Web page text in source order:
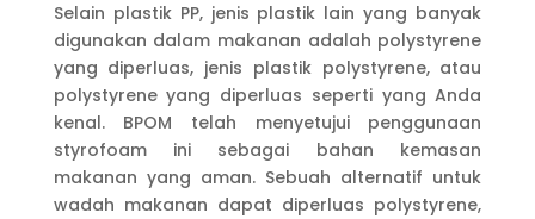
Selain plastik PP, jenis plastik lain yang banyak
digunakan dalam makanan adalah polystyrene
yang diperluas, jenis plastik polystyrene, atau
polystyrene yang diperluas seperti yang Anda
kenal. BPOM telah menyetujui penggunaan
styrofoam ini sebagai bahan kemasan
makanan yang aman. Sebuah alternatif untuk
wadah makanan dapat diperluas polystyrene,